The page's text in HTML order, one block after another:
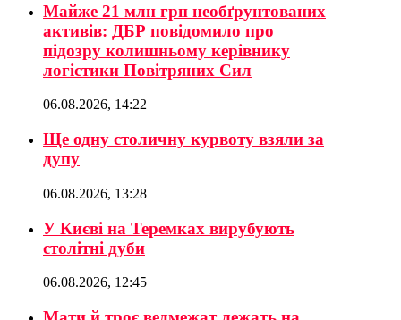
Майже 21 млн грн необґрунтованих
активів: ДБР повідомило про
підозру колишньому керівнику
логістики Повітряних Сил
06.08.2026, 14:22
Ще одну столичну курвоту взяли за
дупу
06.08.2026, 13:28
У Києві на Теремках вирубують
столітні дуби
06.08.2026, 12:45